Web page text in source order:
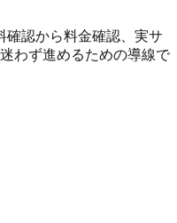
確認から料金確認、実サ
わず進めるための導線で